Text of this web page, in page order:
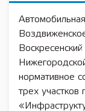
нормативное
трех участков